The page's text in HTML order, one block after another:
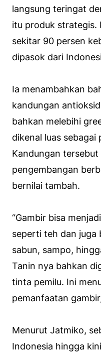
langsung teringat
itu produk strategis.
sekitar 90 persen
dipasok dari
Ia menambahkan
kandungan
bahkan melebihi
dikenal luas sebagai
Kandungan
pengembangan
bernilai tambah.
“Gambir bisa
seperti teh dan juga
sabun, sampo,
Tanin nya bahkan
tinta pemilu. Ini
pemanfaatan
Menurut Jatmiko,
Indonesia hingga